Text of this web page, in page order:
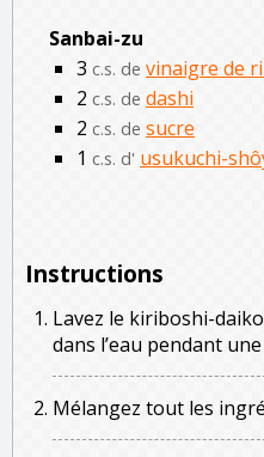
Sanbai-zu
3 c.s. de vinaigre de
2 c.s. de dashi
2 c.s. de sucre
1 c.s. d' usukuchi-
Instructions
Lavez le kiriboshi-
dans l’eau pendant
Mélangez tout les